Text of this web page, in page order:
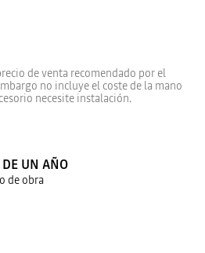
de venta recomendado por el
no incluye el coste de la mano
necesite instalación.
UN AÑO
de obra